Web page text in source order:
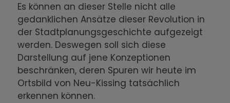
Es können an dieser Stelle nicht alle
gedanklichen Ansätze dieser Revolution in
der Stadtplanungsgeschichte aufgezeigt
werden. Deswegen soll sich diese
Darstellung auf jene Konzeptionen
beschränken, deren Spuren wir heute im
Ortsbild von Neu-Kissing tatsächlich
erkennen können.